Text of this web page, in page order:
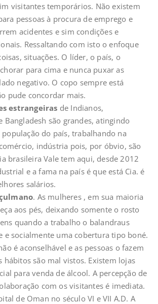
visitantes temporários. Não existem
pessoas à procura de emprego e
acidentes e sim condições e
Ressaltando com isto o enfoque
situações. O líder, o país, o
para cima e nunca puxar as
negativo. O copo sempre está
pude concordar mais.
estrangeiras de Indianos,
Bangladesh são grandes, atingindo
população do país, trabalhando na
indústria pois, por óbvio, são
brasileira Vale tem aqui, desde 2012
e a fama na país é que está Cia. é
salários.
. As mulheres , em sua maioria
aos pés, deixando somente o rosto
quando a trabalho o balandraus
e socialmente uma cobertura tipo boné.
é aconselhável e as pessoas o fazem
hábitos são mal vistos. Existem lojas
para venda de álcool. A percepção de
com os visitantes é imediata.
de Oman no século VI e VII A.D. A